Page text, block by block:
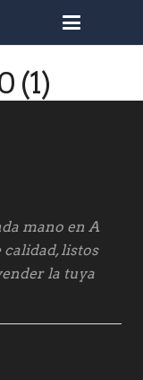
(1)
mano en A
listos
la tuya